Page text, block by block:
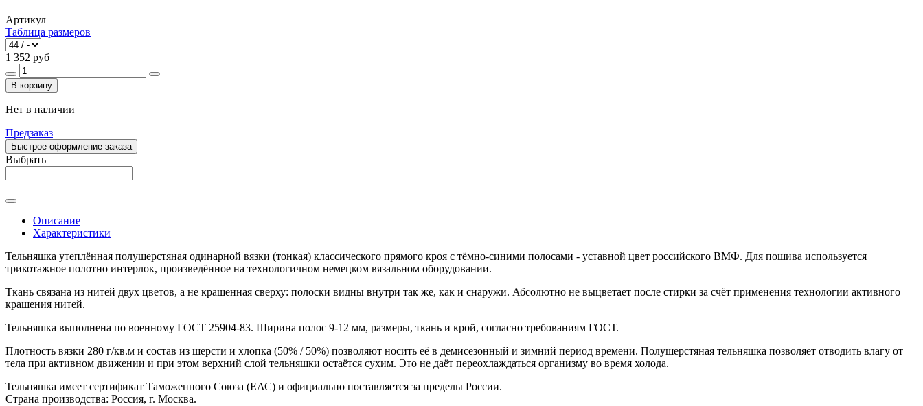
Артикул
Таблица размеров
1 352 руб
В корзину
Нет в наличии
Предзаказ
Быстрое оформление заказа
Выбрать
Описание
Характеристики
Тельняшка утеплённая полушерстяная одинарной вязки (тонкая) классического прямого кроя с тёмно-синими полосами - уставной цвет российского ВМФ. Для пошива используется
трикотажное полотно интерлок, произведённое на технологичном немецком вязальном оборудовании.
Ткань связана из нитей двух цветов, а не крашенная сверху: полоски видны внутри так же, как и снаружи. Абсолютно не выцветает после стирки за счёт применения технологии активного
крашения нитей.
Тельняшка выполнена по военному ГОСТ 25904-83. Ширина полос 9-12 мм, размеры, ткань и крой, согласно требованиям ГОСТ.
Плотность вязки 280 г/кв.м и состав из шерсти и хлопка (50% / 50%) позволяют носить её в демисезонный и зимний период времени. Полушерстяная тельняшка позволяет отводить влагу от
тела при активном движении и при этом верхний слой тельняшки остаётся сухим. Это не даёт переохлаждаться организму во время холода.
Тельняшка имеет сертификат Таможенного Союза (ЕАС) и официально поставляется за пределы России.
Страна производства: Россия, г. Москва.